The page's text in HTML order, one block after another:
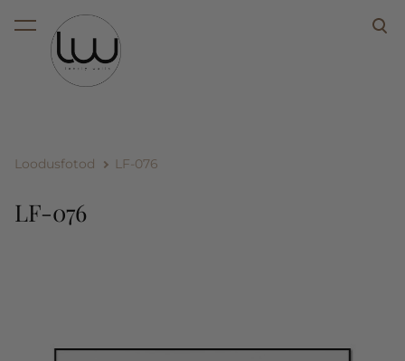
lisati ostukorvi.
Loodusfotod LF-076
LF-076